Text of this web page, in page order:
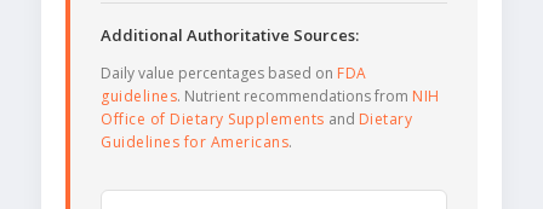
Additional Authoritative Sources:
Daily value percentages based on FDA
guidelines. Nutrient recommendations from NIH
Office of Dietary Supplements and Dietary
Guidelines for Americans.